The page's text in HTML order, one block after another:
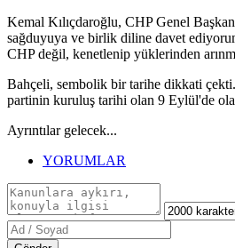
Kemal Kılıçdaroğlu, CHP Genel
sağduyuya ve birlik diline davet
CHP değil, kenetlenip yüklerinden
Bahçeli, sembolik bir tarihe dikkati
partinin kuruluş tarihi olan 9 Eylül'de
Ayrıntılar gelecek...
YORUMLAR